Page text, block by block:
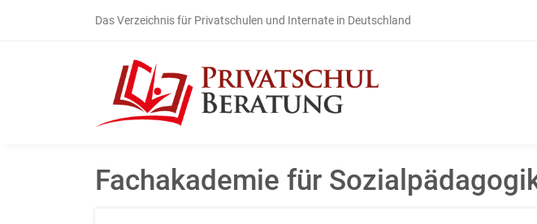
Das Verzeichnis für Privatschulen und Internate in Deutschland
Fachakademie für